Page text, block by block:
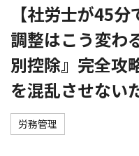
【社労士が45
調整はこう変わ
別控除』完全攻
を混乱させない
労務管理